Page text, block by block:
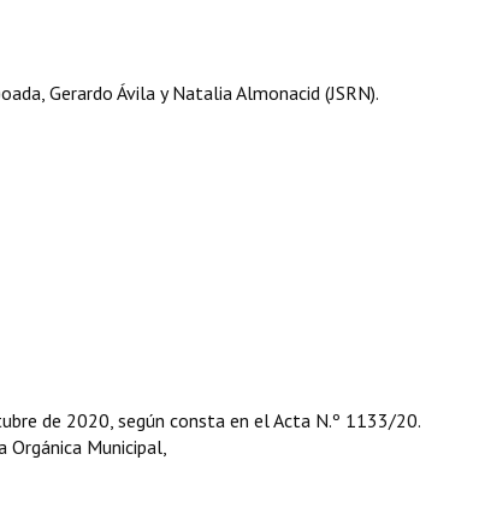
Gerardo Ávila y Natalia Almonacid (JSRN).
de 2020, según consta en el Acta N.º 1133/20.
Municipal,